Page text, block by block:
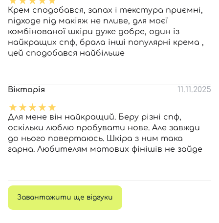
Крем сподобався, запах і текстура приємні,
підходе під макіяж не пливе, для моєї
комбінованої шкіри дуже добре, один із
найкращих спф, брала інші популярні крема ,
цей сподобався найбільше
Вікторія 11.11.2025
Для мене він найкращий. Беру різні спф,
оскільки люблю пробувати нове. Але завжди
до нього повертаюсь. Шкіра з ним така
гарна. Любителям матових фінішів не зайде
Завантажити ще відгуки